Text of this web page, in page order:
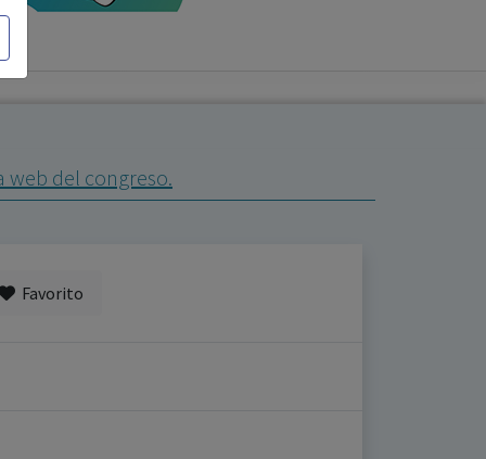
web del congreso.
Favorito